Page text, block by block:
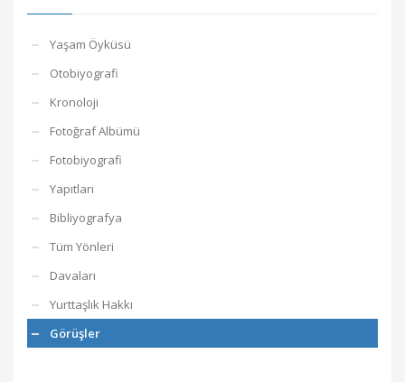
Yaşam Öyküsü
Otobiyografi
Kronoloji
Fotoğraf Albümü
Fotobiyografi
Yapıtları
Bibliyografya
Tüm Yönleri
Davaları
Yurttaşlık Hakkı
Görüşler